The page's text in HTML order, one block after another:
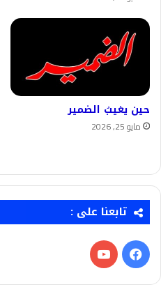
حين يغيبُ الضمير
مايو 25, 2026
تابعنا على :
فيسبوك‫YouTube